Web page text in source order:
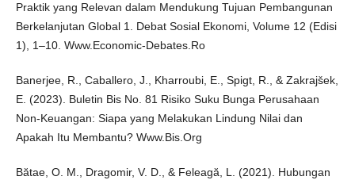
Praktik yang Relevan dalam Mendukung Tujuan Pembangunan
Berkelanjutan Global 1. Debat Sosial Ekonomi, Volume 12 (Edisi
1), 1–10. Www.Economic-Debates.Ro
Banerjee, R., Caballero, J., Kharroubi, E., Spigt, R., & Zakrajšek,
E. (2023). Buletin Bis No. 81 Risiko Suku Bunga Perusahaan
Non-Keuangan: Siapa yang Melakukan Lindung Nilai dan
Apakah Itu Membantu? Www.Bis.Org
Bătae, O. M., Dragomir, V. D., & Feleagă, L. (2021). Hubungan